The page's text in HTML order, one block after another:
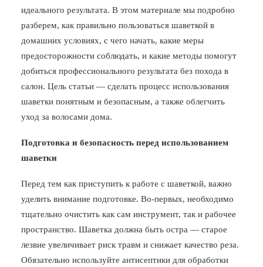
идеального результата. В этом материале мы подробно
разберем, как правильно пользоваться шаветкой в
домашних условиях, с чего начать, какие меры
предосторожности соблюдать, и какие методы помогут
добиться профессионального результата без похода в
салон. Цель статьи — сделать процесс использования
шаветки понятным и безопасным, а также облегчить
уход за волосами дома.
Подготовка и безопасность перед использованием
шаветки
Перед тем как приступить к работе с шаветкой, важно
уделить внимание подготовке. Во-первых, необходимо
тщательно очистить как сам инструмент, так и рабочее
пространство. Шаветка должна быть остра — старое
лезвие увеличивает риск травм и снижает качество реза.
Обязательно используйте антисептики для обработки